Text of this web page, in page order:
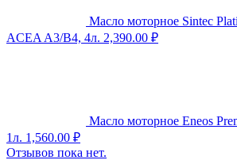
Масло моторное Sintec
ACEA A3/B4, 4л. 2,390.00 ₽
Масло моторное Eneos
1л. 1,560.00 ₽
Отзывов пока нет.